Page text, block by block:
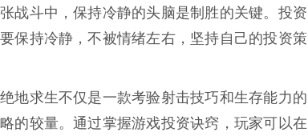
战斗中，保持冷静的头脑是制胜的关键。投资
保持冷静，不被情绪左右，坚持自己的投资策
地求生不仅是一款考验射击技巧和生存能力的
的较量。通过掌握游戏投资诀窍，玩家可以在